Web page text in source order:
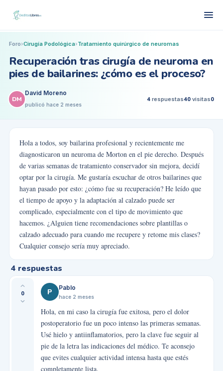
Foro›Cirugía Podológica›Tratamiento quirúrgico de neuromas
Recuperación tras cirugía de neuroma en
pies de bailarines: ¿cómo es el proceso?
DM
David Moreno
publicó hace 2 meses
4 respuestas40 visitas0
Hola a todos, soy bailarina profesional y recientemente me
diagnosticaron un neuroma de Morton en el pie derecho. Después
de varias semanas de tratamiento conservador sin mejora, decidí
optar por la cirugía. Me gustaría escuchar de otros bailarines que
hayan pasado por esto: ¿cómo fue su recuperación? He leído que
el tiempo de apoyo y la adaptación al calzado puede ser
complicado, especialmente con el tipo de movimiento que
hacemos. ¿Alguien tiene recomendaciones sobre plantillas o
calzado adecuado para cuando me recupere y retome mis clases?
Cualquier consejo sería muy apreciado.
4 respuestas
0 P Pablo
hace 2 meses
Hola, en mi caso la cirugía fue exitosa, pero el dolor
postoperatorio fue un poco intenso las primeras semanas.
Usé hielo y antiinflamatorios, pero la clave fue seguir al
pie de la letra las indicaciones del médico. Te aconsejo
que evites cualquier actividad intensa hasta que estés
completamente lista.